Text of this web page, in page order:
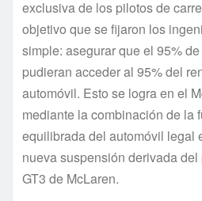
exclusiva de los pilotos de
objetivo que se fijaron los
simple: asegurar que el 95%
pudieran acceder al 95% del
automóvil. Esto se logra en el
mediante la combinación de la
equilibrada del automóvil legal
nueva suspensión derivada
GT3 de McLaren.